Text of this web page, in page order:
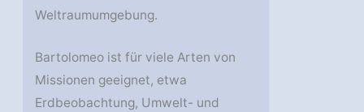
Weltraumumgebung.
Bartolomeo ist für viele Arten von
Missionen geeignet, etwa
Erdbeobachtung, Umwelt- und